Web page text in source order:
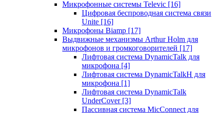
Микрофонные системы Televic [16]
Цифровая беспроводная система связи
Unite [16]
Микрофоны Biamp [17]
Выдвижные механизмы Arthur Holm для
микрофонов и громкоговорителей [17]
Лифтовая система DynamicTalk для
микрофона [4]
Лифтовая система DynamicTalkH для
микрофона [1]
Лифтовая система DynamicTalk
UnderCover [3]
Пассивная система MicConnect для